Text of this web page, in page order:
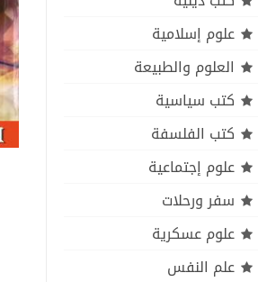
علوم إسلامية
العلوم والطبيعة
كتب سياسية
كتب الفلسفة
علوم إجتماعية
سفر ورحلات
علوم عسكرية
علم النفس